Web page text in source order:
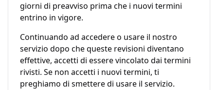
giorni di preavviso prima che i nuovi termini
entrino in vigore.
Continuando ad accedere o usare il nostro
servizio dopo che queste revisioni diventano
effettive, accetti di essere vincolato dai termini
rivisti. Se non accetti i nuovi termini, ti
preghiamo di smettere di usare il servizio.